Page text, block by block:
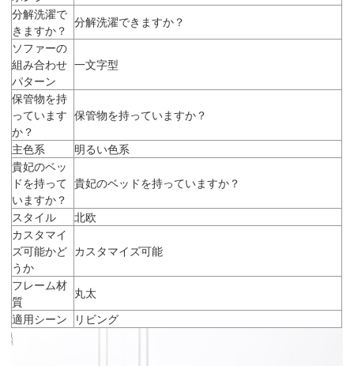
分解洗濯で
きますか？
分解洗濯できますか？
ソファーの
組み合わせ
パターン
一文字型
保管物を持
っています
か？
保管物を持っていますか？
主色系
明るい色系
貴妃のベッ
ドを持って
いますか？
貴妃のベッドを持っていますか？
スタイル
北欧
カスタマイ
ズ可能かど
うか
カスタマイズ可能
フレーム材
質
丸太
適用シーン
リビング